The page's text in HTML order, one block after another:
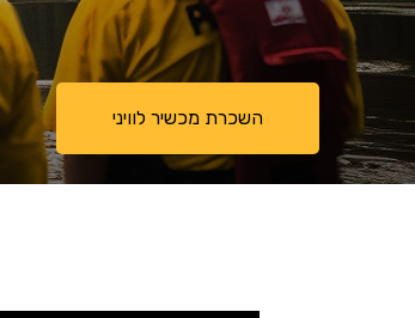
השכרת מכשיר לוויני